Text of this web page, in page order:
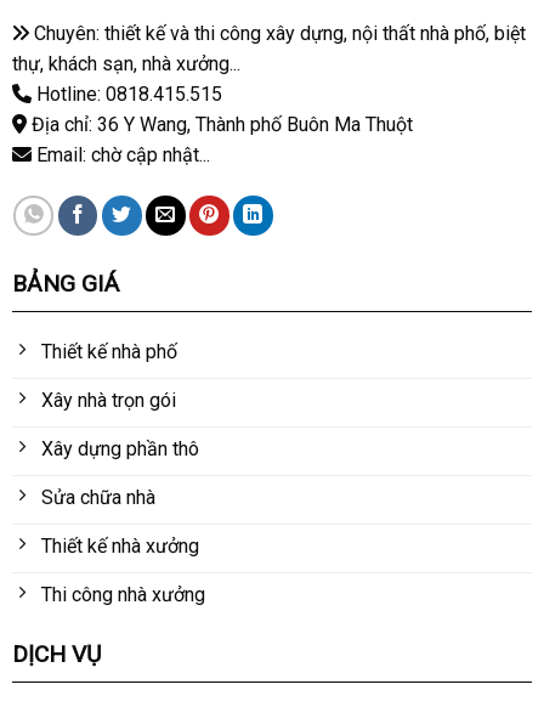
Chuyên: thiết kế và thi công xây dựng, nội thất nhà phố, biệt
thự, khách sạn, nhà xưởng...
Hotline: 0818.415.515
Địa chỉ: 36 Y Wang, Thành phố Buôn Ma Thuột
Email: chờ cập nhật...
BẢNG GIÁ
Thiết kế nhà phố
Xây nhà trọn gói
Xây dựng phần thô
Sửa chữa nhà
Thiết kế nhà xưởng
Thi công nhà xưởng
DỊCH VỤ